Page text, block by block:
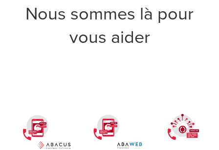
Nous sommes là pour
vous aider